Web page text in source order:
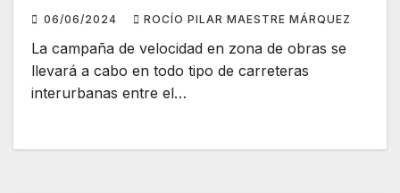
06/06/2024 ROCÍO PILAR MAESTRE MÁRQUEZ
La campaña de velocidad en zona de obras se
llevará a cabo en todo tipo de carreteras
interurbanas entre el…